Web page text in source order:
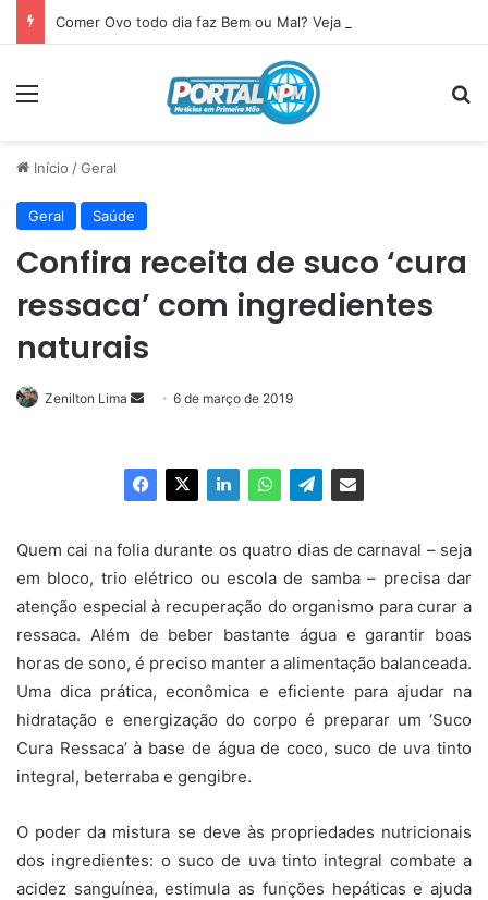
Início /Geral
Geral Saúde
Confira receita de suco ‘cura
ressaca’ com ingredientes
naturais
Zenilton Lima
Mande
mail
6 de março de 2019
Quem cai na folia durante os quatro dias de carnaval – seja
em bloco, trio elétrico ou escola de samba – precisa dar
atenção especial à recuperação do organismo para curar a
ressaca. Além de beber bastante água e garantir boas
horas de sono, é preciso manter a alimentação balanceada.
Uma dica prática, econômica e eficiente para ajudar na
hidratação e energização do corpo é preparar um ‘Suco
Cura Ressaca’ à base de água de coco, suco de uva tinto
integral, beterraba e gengibre.
O poder da mistura se deve às propriedades nutricionais
dos ingredientes: o suco de uva tinto integral combate a
acidez sanguínea, estimula as funções hepáticas e ajuda